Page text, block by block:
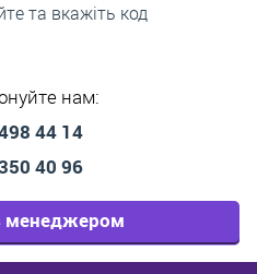
та вкажіть код
нам:
44 14
40 96
менеджером